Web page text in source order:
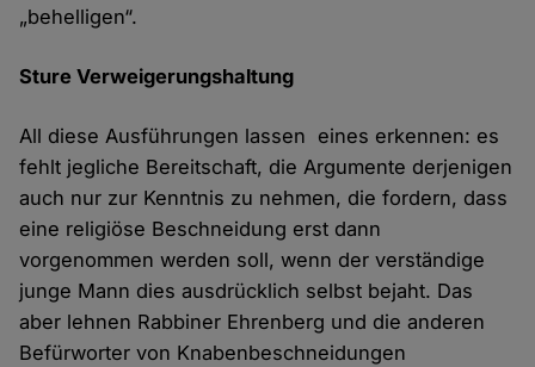
„behelligen“.
Sture Verweigerungshaltung
All diese Ausführungen lassen eines erkennen: es
fehlt jegliche Bereitschaft, die Argumente derjenigen
auch nur zur Kenntnis zu nehmen, die fordern, dass
eine religiöse Beschneidung erst dann
vorgenommen werden soll, wenn der verständige
junge Mann dies ausdrücklich selbst bejaht. Das
aber lehnen Rabbiner Ehrenberg und die anderen
Befürworter von Knabenbeschneidungen